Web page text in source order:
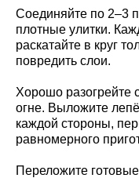
Соединяйте по 2–3
плотные улитки.
раскатайте в круг
повредить слои.
Хорошо разогрейте
огне. Выложите
каждой стороны,
равномерного
Переложите